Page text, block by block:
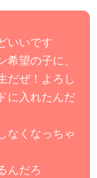
いいです
希望の子に、
だぜ！よろし
に入れたんだ
なくなっちゃ
んだろ